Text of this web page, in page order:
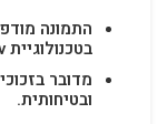
בטכנולוגיית uv הטובה בעולם.
מדובר
ובטיחותית.